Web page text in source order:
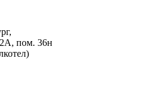
пом. 36н